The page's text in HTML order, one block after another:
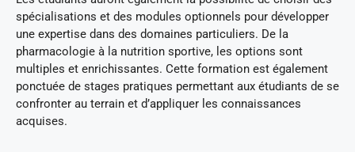
spécialisations et des modules optionnels pour développer
une expertise dans des domaines particuliers. De la
pharmacologie à la nutrition sportive, les options sont
multiples et enrichissantes. Cette formation est également
ponctuée de stages pratiques permettant aux étudiants de se
confronter au terrain et d’appliquer les connaissances
acquises.